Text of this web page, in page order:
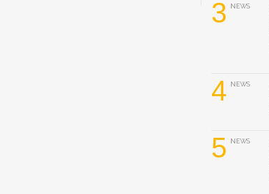
3 NEWS
4 NEWS
5 NEWS